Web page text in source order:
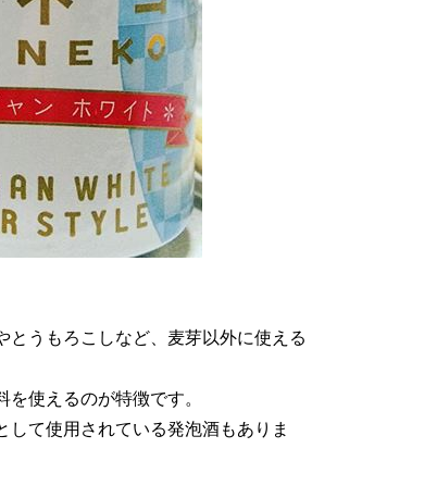
うもろこしなど、麦芽以外に使える
使えるのが特徴です。
て使用されている発泡酒もありま